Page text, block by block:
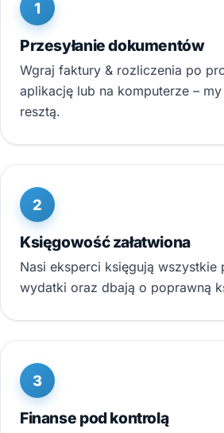
1
Przesyłanie dokumentów
Wgraj faktury & rozliczenia po
aplikację lub na komputerze –
resztą.
2
Księgowość załatwiona
Nasi eksperci księgują wszystkie
wydatki oraz dbają o poprawną
3
Finanse pod kontrolą